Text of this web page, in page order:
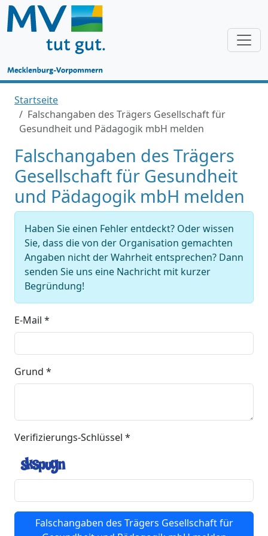
Startseite
Falschangaben des Trägers Gesellschaft für
Gesundheit und Pädagogik mbH melden
Falschangaben des Trägers
Gesellschaft für Gesundheit
und Pädagogik mbH melden
Haben Sie einen Fehler entdeckt? Oder wissen
Sie, dass die von der Organisation gemachten
Angaben nicht der Wahrheit entsprechen? Dann
senden Sie uns eine Nachricht mit kurzer
Begründung!
E-Mail *
Grund *
Verifizierungs-Schlüssel *
Falschangaben des Trägers Gesellschaft für